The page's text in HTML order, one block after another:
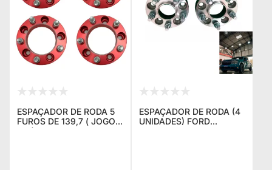
ESPAÇADOR DE RODA 5
FUROS DE 139,7 ( JOGO
C/4) 38MM JEEP WILLYS,
ESPAÇADOR DE RODA (4
UNIDADES) FORD